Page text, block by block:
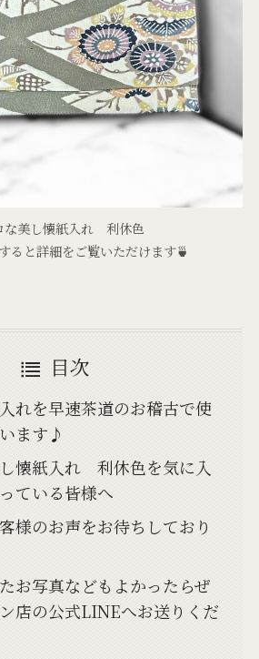
な美し懐紙入れ 利休色
ると詳細をご覧いただけます🍵
目次
れを早速茶道のお稽古で使
ます♪
懐紙入れ 利休色を気に入
ている皆様へ
様のお声をお待ちしており
お写真などもよかったらぜ
店の公式LINEへお送りくだ